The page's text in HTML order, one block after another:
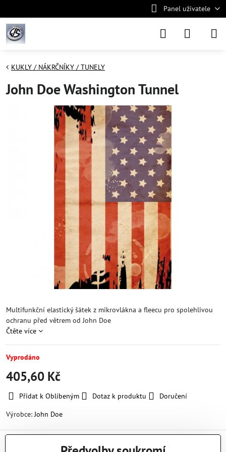
Panel uživatele
KUKLY / NÁKRČNÍKY / TUNELY
John Doe Washington Tunnel
Multifunkční elastický šátek z mikrovlákna a fleecu pro spolehlivou
ochranu před větrem od John Doe
Čtěte více
Vyprodáno
405,60 Kč
Přidat k Oblíbeným Dotaz k produktu
Doručení
Výrobce:John Doe